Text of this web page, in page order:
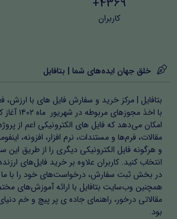
کاربران
خلق جهان ایده‌های شما | بتافایل
بتافایل | مرکز خرید و سفارش فایل های با ارزش،
با اخذ
امکان می‌دهد که فایل های الکترونیکی اعم از
مقالات، فرم‌ها و مستندات، نرم افزار، افزونه،
و هرگونه فایل الکترونیکی دیگری را از طریق این
انتخاب کنید. کاربران علاوه بر خرید فایل‌های
در بخش ثبت سفارش، درخواست‌های خود را با ما
همچنین وب‌سایت بتافایل با ارائه آموزش‌های
مقالاتی درخور، راهنمای جاده ی پر پیچ و خم
بود.